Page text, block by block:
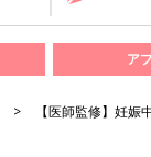
ア
【医師監修】妊娠